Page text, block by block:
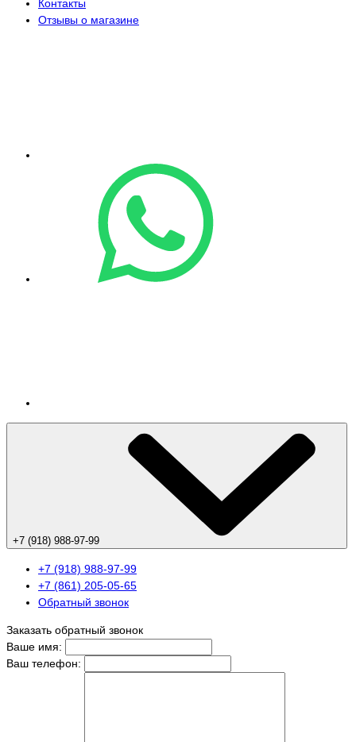
Контакты
Отзывы о магазине
+7 (918) 988-97-99
+7 (918) 988-97-99
+7 (861) 205-05-65
Обратный звонок
Заказать обратный звонок
Ваше имя:
Ваш телефон: